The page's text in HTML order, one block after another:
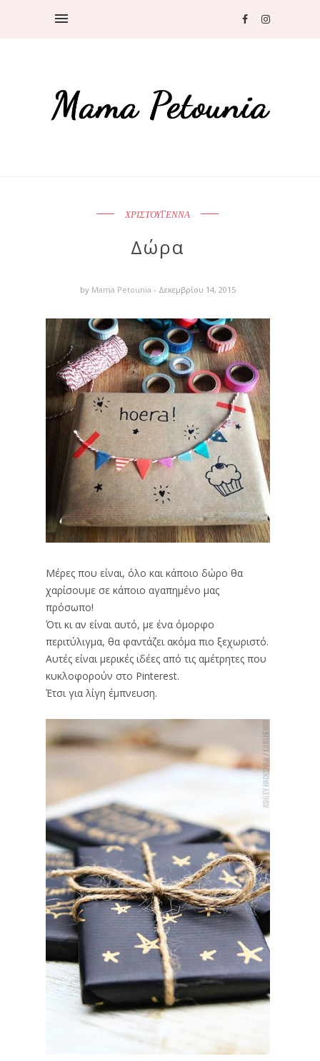
ΧΡΙΣΤΟΥΓΕΝΝΑ
Δώρα
by Mama Petounia - Δεκεμβρίου 14, 2015
Μέρες που είναι, όλο και κάποιο δώρο θα
χαρίσουμε σε κάποιο αγαπημένο μας
πρόσωπο!
Ότι κι αν είναι αυτό, με ένα όμορφο
περιτύλιγμα, θα φαντάζει ακόμα πιο ξεχωριστό.
Αυτές είναι μερικές ιδέες από τις αμέτρητες που
κυκλοφορούν στο Pinterest.
Έτσι για λίγη έμπνευση.